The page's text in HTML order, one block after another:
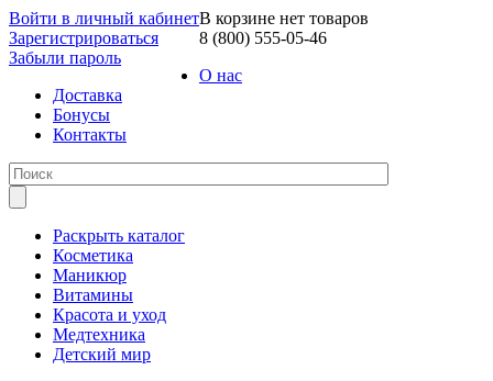
Войти в личный кабинет
Зарегистрироваться
Забыли пароль
В корзине нет товаров
8 (800) 555-05-46
О нас
Доставка
Бонусы
Контакты
Раскрыть каталог
Косметика
Маникюр
Витамины
Красота и уход
Медтехника
Детский мир